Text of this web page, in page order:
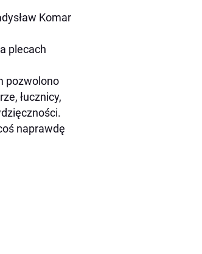
Komar
plecach
pozwolono
łucznicy,
naprawdę